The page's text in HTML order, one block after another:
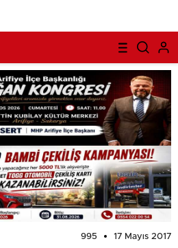
995 17 Mayıs 2017